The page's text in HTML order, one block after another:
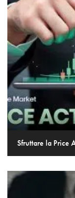
Sfruttare la Price